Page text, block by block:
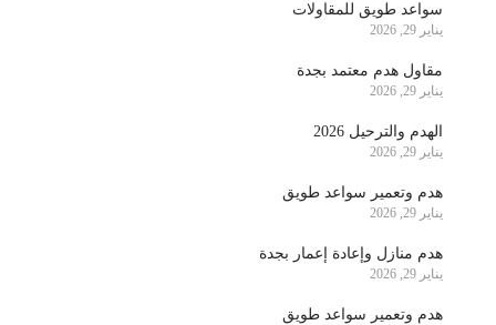
سواعد طويق للمقاولات
يناير 29, 2026
مقاول هدم معتمد بجدة
يناير 29, 2026
الهدم والترحيل 2026
يناير 29, 2026
هدم وتعمير سواعد طويق
يناير 29, 2026
هدم منازل وإعادة إعمار بجدة
يناير 29, 2026
هدم وتعمير سواعد طويق